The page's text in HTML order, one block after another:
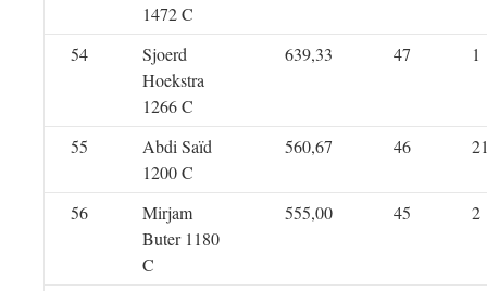
1472 C
54
Sjoerd
Hoekstra
1266 C
639,33 47 1
55
Abdi Saïd
1200 C
560,67 46
56
Mirjam
Buter 1180
C
555,00 45 2